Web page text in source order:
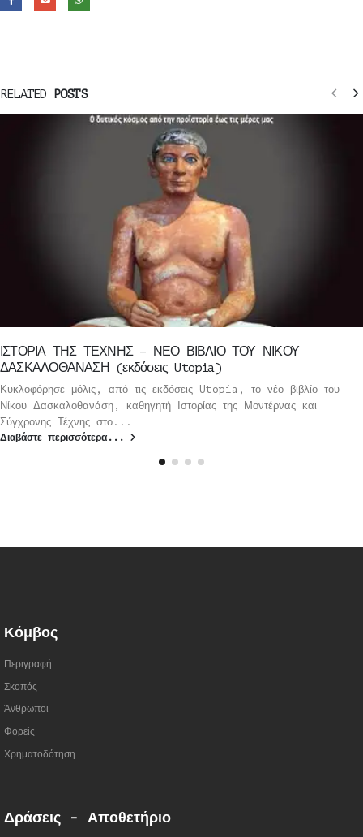
RELATED POSTS
ΙΣΤΟΡΙΑ ΤΗΣ ΤΕΧΝΗΣ – ΝΕΟ ΒΙΒΛΙΟ ΤΟΥ ΝΙΚΟΥ
ΔΑΣΚΑΛΟΘΑΝΑΣΗ (εκδόσεις Utopia)
Κυκλοφόρησε μόλις, από τις εκδόσεις Utopia, το νέο βιβλίο του
Νίκου Δασκαλοθανάση, καθηγητή Ιστορίας της Μοντέρνας και
Σύγχρονης Τέχνης στο...
Διαβάστε περισσότερα...
Κόμβος
Περιγραφή
Σκοπός
Άνθρωποι
Φορείς
Χρηματοδότηση
Δράσεις - Αποθετήριο